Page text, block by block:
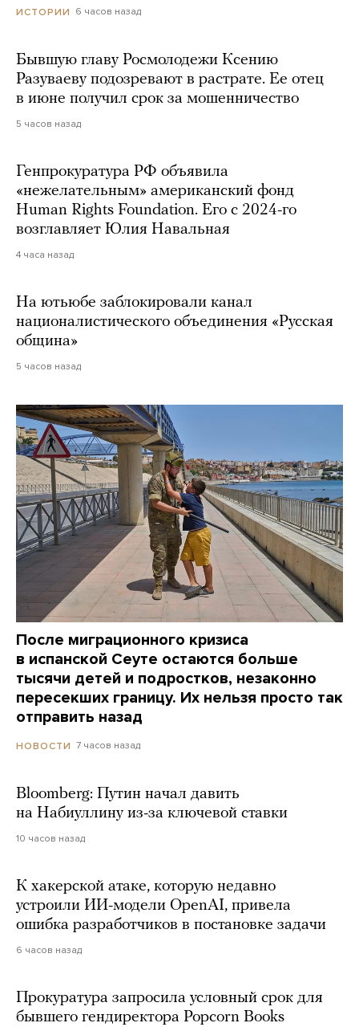
ИСТОРИИ 6 часов назад
Бывшую главу Росмолодежи Ксению
Разуваеву подозревают в растрате. Ее отец
в июне получил срок за мошенничество
5 часов назад
Генпрокуратура РФ объявила
«нежелательным» американский фонд
Human Rights Foundation. Его с 2024-го
возглавляет Юлия Навальная
4 часа назад
На ютьюбе заблокировали канал
националистического объединения «Русская
община»
5 часов назад
После миграционного кризиса
в испанской Сеуте остаются больше
тысячи детей и подростков, незаконно
пересекших границу. Их нельзя просто так
отправить назад
НОВОСТИ 7 часов назад
Bloomberg: Путин начал давить
на Набиуллину из-за ключевой ставки
10 часов назад
К хакерской атаке, которую недавно
устроили ИИ-модели OpenAI, привела
ошибка разработчиков в постановке задачи
6 часов назад
Прокуратура запросила условный срок для
бывшего гендиректора Popcorn Books